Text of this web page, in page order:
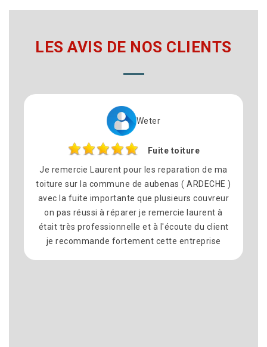
LES AVIS DE NOS CLIENTS
Weter
Fuite toiture
Je remercie Laurent pour les reparation de ma
toiture sur la commune de aubenas ( ARDECHE )
avec la fuite importante que plusieurs couvreur
on pas réussi à réparer je remercie laurent à
était très professionnelle et à l'écoute du client
je recommande fortement cette entreprise